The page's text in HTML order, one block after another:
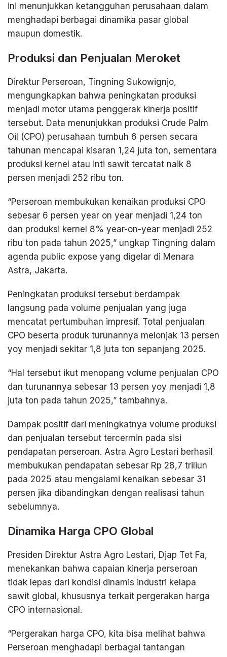
ini menunjukkan ketangguhan perusahaan dalam
menghadapi berbagai dinamika pasar global
maupun domestik.
Produksi dan Penjualan Meroket
Direktur Perseroan, Tingning Sukowignjo,
mengungkapkan bahwa peningkatan produksi
menjadi motor utama penggerak kinerja positif
tersebut. Data menunjukkan produksi Crude Palm
Oil (CPO) perusahaan tumbuh 6 persen secara
tahunan mencapai kisaran 1,24 juta ton, sementara
produksi kernel atau inti sawit tercatat naik 8
persen menjadi 252 ribu ton.
“Perseroan membukukan kenaikan produksi CPO
sebesar 6 persen year on year menjadi 1,24 ton
dan produksi kernel 8% year-on-year menjadi 252
ribu ton pada tahun 2025,” ungkap Tingning dalam
agenda public expose yang digelar di Menara
Astra, Jakarta.
Peningkatan produksi tersebut berdampak
langsung pada volume penjualan yang juga
mencatat pertumbuhan impresif. Total penjualan
CPO beserta produk turunannya melonjak 13 persen
yoy menjadi sekitar 1,8 juta ton sepanjang 2025.
“Hal tersebut ikut menopang volume penjualan CPO
dan turunannya sebesar 13 persen yoy menjadi 1,8
juta ton pada tahun 2025,” tambahnya.
Dampak positif dari meningkatnya volume produksi
dan penjualan tersebut tercermin pada sisi
pendapatan perseroan. Astra Agro Lestari berhasil
membukukan pendapatan sebesar Rp 28,7 triliun
pada 2025 atau mengalami kenaikan sebesar 31
persen jika dibandingkan dengan realisasi tahun
sebelumnya.
Dinamika Harga CPO Global
Presiden Direktur Astra Agro Lestari, Djap Tet Fa,
menekankan bahwa capaian kinerja perseroan
tidak lepas dari kondisi dinamis industri kelapa
sawit global, khususnya terkait pergerakan harga
CPO internasional.
“Pergerakan harga CPO, kita bisa melihat bahwa
Perseroan menghadapi berbagai tantangan